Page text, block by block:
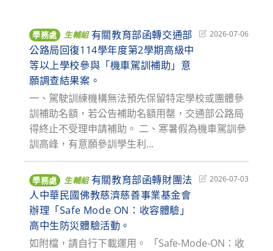
學務處 生輔組 有關教育部函轉交通部
公路局回復114學年度第2學期高級中
等以上學校參與「機車駕訓補助」意
願調查結果案。
Post2026-07-06
一、駕駛訓練機構無法預先保留特定學校或團體參
訓補助名額，若公告補助名額用罄，交通部公路局
得終止不受理申請補助。 二、寒暑假為機車駕訓參
訓高峰，有意願參訓學生利...
學務處 生輔組 有關教育部函轉財團法
人中華民國佛教慈濟慈善事業基金會
辦理「Safe Mode ON：收容體驗」
高中生防災體驗活動。
Post2026-07-03
如附檔，請自行下載運用。 「Safe-Mode-ON：收